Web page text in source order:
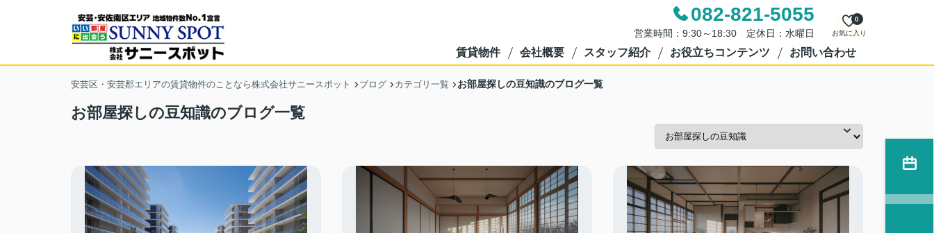
082-821-5055
営業時間：9:30～18:30 定休日：水曜日 お気に入り
0
賃貸物件 会社概要 スタッフ紹介 お役立ちコンテンツ お問い合わせ
安芸区・安芸郡エリアの賃貸物件のことなら株式会社サニースポット ブログ カテゴリ一覧 お部屋探しの豆知識のブログ一覧
お部屋探しの豆知識のブログ一覧